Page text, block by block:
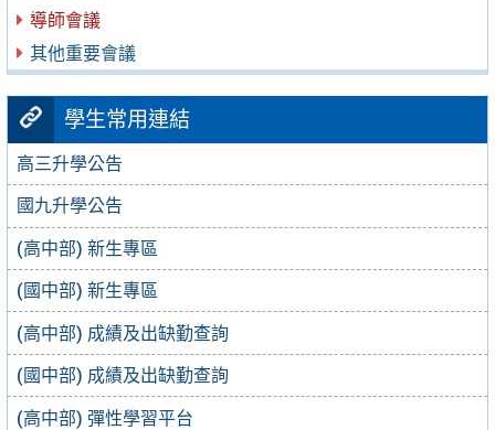
導師會議
其他重要會議
學生常用連結
高三升學公告
國九升學公告
(高中部) 新生專區
(國中部) 新生專區
(高中部) 成績及出缺勤查詢
(國中部) 成績及出缺勤查詢
(高中部) 彈性學習平台